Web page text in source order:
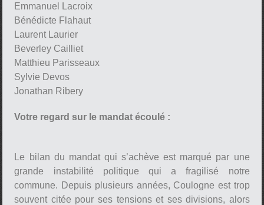
Emmanuel Lacroix
Bénédicte Flahaut
Laurent Laurier
Beverley Cailliet
Matthieu Parisseaux
Sylvie Devos
Jonathan Ribery
Votre regard sur le mandat écoulé :
Le bilan du mandat qui s’achève est marqué par une
grande instabilité politique qui a fragilisé notre
commune. Depuis plusieurs années, Coulogne est trop
souvent citée pour ses tensions et ses divisions, alors